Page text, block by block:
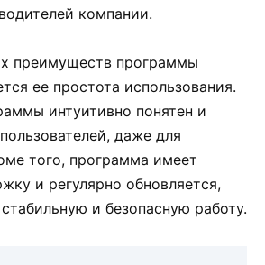
компании.
преимуществ программы
ее простота использования.
интуитивно понятен и
даже для
того, программа имеет
и регулярно обновляется,
и безопасную работу.